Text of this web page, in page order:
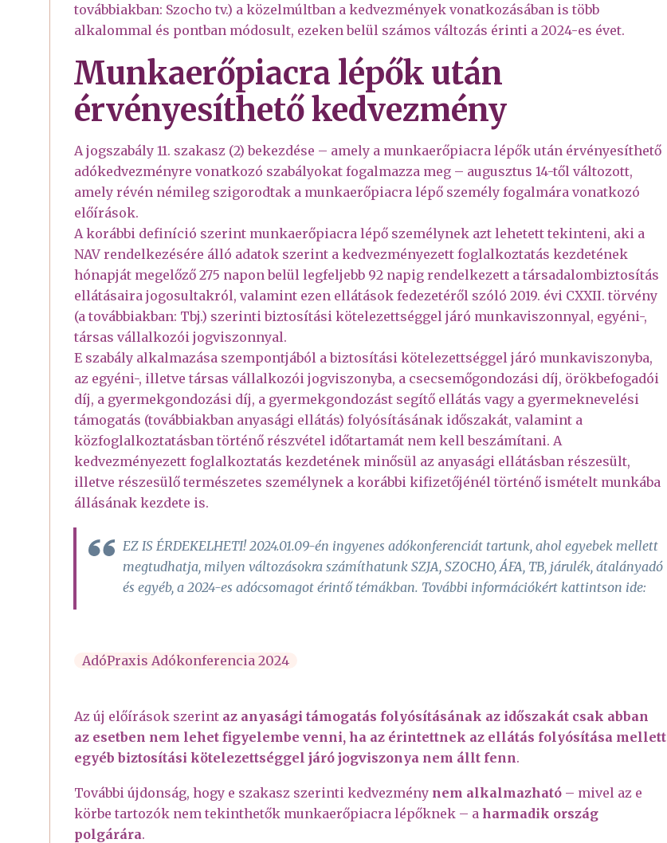
továbbiakban: Szocho tv.) a közelmúltban a kedvezmények vonatkozásában is több
alkalommal és pontban módosult, ezeken belül számos változás érinti a 2024-es évet.
Munkaerőpiacra lépők után
érvényesíthető kedvezmény
A jogszabály 11. szakasz (2) bekezdése – amely a munkaerőpiacra lépők után érvényesíthető
adókedvezményre vonatkozó szabályokat fogalmazza meg – augusztus 14-től változott,
amely révén némileg szigorodtak a munkaerőpiacra lépő személy fogalmára vonatkozó
előírások.
A korábbi definíció szerint munkaerőpiacra lépő személynek azt lehetett tekinteni, aki a
NAV rendelkezésére álló adatok szerint a kedvezményezett foglalkoztatás kezdetének
hónapját megelőző 275 napon belül legfeljebb 92 napig rendelkezett a társadalombiztosítás
ellátásaira jogosultakról, valamint ezen ellátások fedezetéről szóló 2019. évi CXXII. törvény
(a továbbiakban: Tbj.) szerinti biztosítási kötelezettséggel járó munkaviszonnyal, egyéni-,
társas vállalkozói jogviszonnyal.
E szabály alkalmazása szempontjából a biztosítási kötelezettséggel járó munkaviszonyba,
az egyéni-, illetve társas vállalkozói jogviszonyba, a csecsemőgondozási díj, örökbefogadói
díj, a gyermekgondozási díj, a gyermekgondozást segítő ellátás vagy a gyermeknevelési
támogatás (továbbiakban anyasági ellátás) folyósításának időszakát, valamint a
közfoglalkoztatásban történő részvétel időtartamát nem kell beszámítani. A
kedvezményezett foglalkoztatás kezdetének minősül az anyasági ellátásban részesült,
illetve részesülő természetes személynek a korábbi kifizetőjénél történő ismételt munkába
állásának kezdete is.
EZ IS ÉRDEKELHETI! 2024.01.09-én ingyenes adókonferenciát tartunk, ahol egyebek mellett
megtudhatja, milyen változásokra számíthatunk SZJA, SZOCHO, ÁFA, TB, járulék, átalányadó
és egyéb, a 2024-es adócsomagot érintő témákban. További információkért kattintson ide:
AdóPraxis Adókonferencia 2024
Az új előírások szerint az anyasági támogatás folyósításának az időszakát csak abban
az esetben nem lehet figyelembe venni, ha az érintettnek az ellátás folyósítása mellett
egyéb biztosítási kötelezettséggel járó jogviszonya nem állt fenn.
További újdonság, hogy e szakasz szerinti kedvezmény nem alkalmazható – mivel az e
körbe tartozók nem tekinthetők munkaerőpiacra lépőknek – a harmadik ország
polgárára.